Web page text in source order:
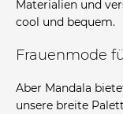
Materialien und
cool und bequem.
Frauenmode
Aber Mandala
unsere breite